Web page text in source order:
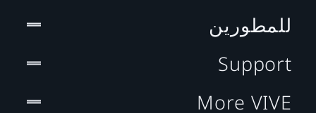
للمطورين
Support
More VIVE